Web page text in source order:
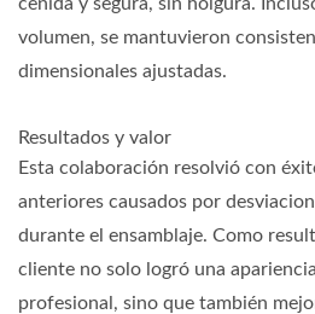
volumen, se mantuvieron
dimensionales ajustadas.
Resultados y valor
Esta colaboración resolvió con
anteriores causados por
durante el ensamblaje. Como
cliente no solo logró una
profesional, sino que también